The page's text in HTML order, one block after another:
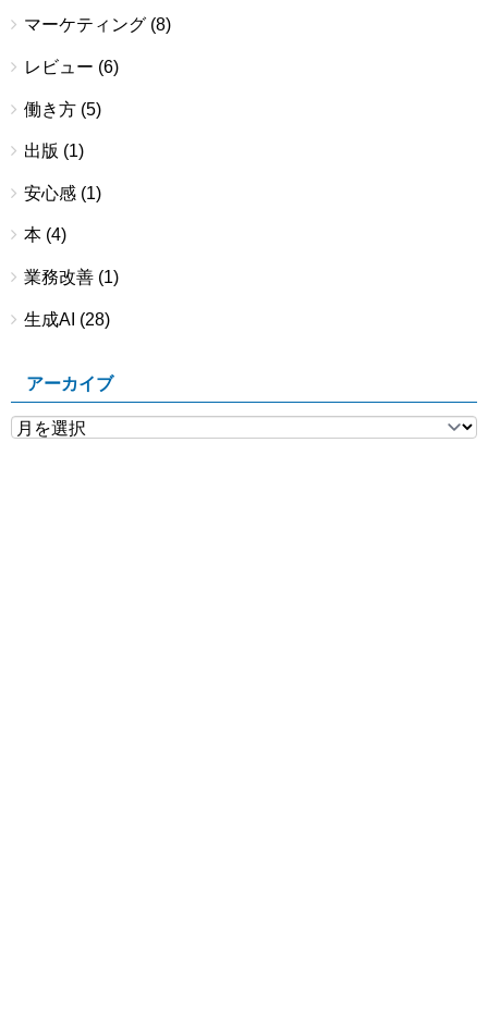
マーケティング (8)
レビュー (6)
働き方 (5)
出版 (1)
安心感 (1)
本 (4)
業務改善 (1)
生成AI (28)
アーカイブ